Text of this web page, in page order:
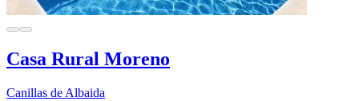
Casa Rural Moreno
Canillas de Albaida